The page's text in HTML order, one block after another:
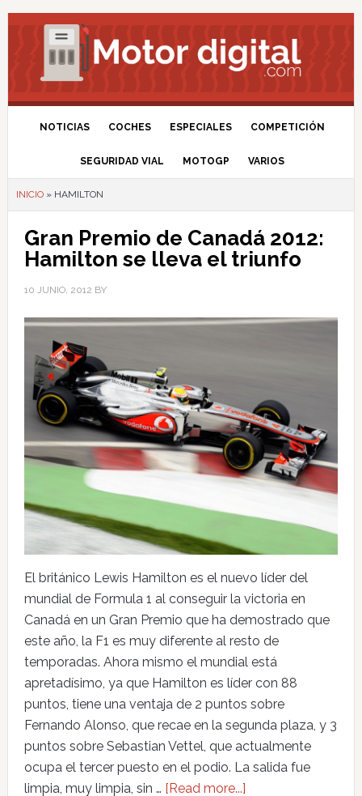
NOTICIAS COCHES ESPECIALES COMPETICIÓN
SEGURIDAD VIAL MOTOGP VARIOS
INICIO» HAMILTON
Gran Premio de Canadá 2012:
Hamilton se lleva el triunfo
10 JUNIO, 2012 BY
El británico Lewis Hamilton es el nuevo líder del
mundial de Formula 1 al conseguir la victoria en
Canadá en un Gran Premio que ha demostrado que
este año, la F1 es muy diferente al resto de
temporadas. Ahora mismo el mundial está
apretadísimo, ya que Hamilton es líder con 88
puntos, tiene una ventaja de 2 puntos sobre
Fernando Alonso, que recae en la segunda plaza, y 3
puntos sobre Sebastian Vettel, que actualmente
ocupa el tercer puesto en el podio. La salida fue
limpia, muy limpia, sin … [Read more...]